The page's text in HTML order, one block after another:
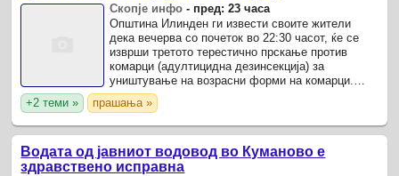
Скопје инфо - пред: 23 часа
Општина Илинден ги извести своите жители
дека вечерва со почеток во 22:30 часот, ќе се
изврши третото терестично прскање против
комарци (адултицидна дезинсекција) за
уништување на возрасни форми на комарци.
Акцијата ќе се реализира согласно Програмата
за заштита на населението ...
+2 теми » прашања »
Водата од јавниот водовод во Куманово е
здравствено исправна